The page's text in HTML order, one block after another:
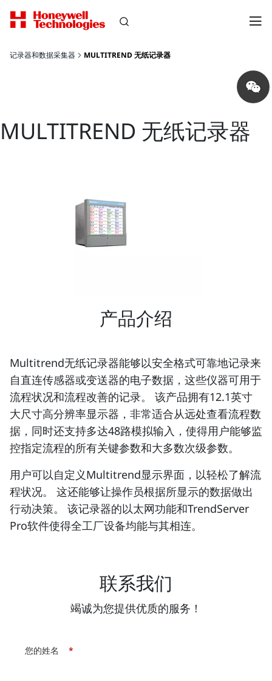
记录器和数据采集器 MULTITREND 无纸记录器
Share
on
wechat
MULTITREND 无纸记录器
产品介绍
Multitrend无纸记录器能够以安全格式可靠地记录来
自直连传感器或变送器的电子数据，这些仪器可用于
流程状况和流程改善的记录。 该产品拥有12.1英寸
大尺寸高分辨率显示器，非常适合从远处查看流程数
据，同时还支持多达48路模拟输入，使得用户能够监
控指定流程的所有关键参数和大多数次级参数。
用户可以自定义Multitrend显示界面，以轻松了解流
程状况。 这还能够让操作员根据所显示的数据做出
行动决策。 该记录器的以太网功能和TrendServer
Pro软件使得全工厂设备均能与其相连。
联系我们
竭诚为您提供优质的服务！
*
您的姓名